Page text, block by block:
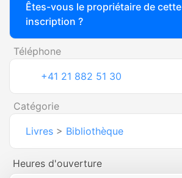
Êtes-vous le propriétaire de cette
inscription ?
Téléphone
+41 21 882 51 30
Catégorie
Livres > Bibliothèque
Heures d'ouverture